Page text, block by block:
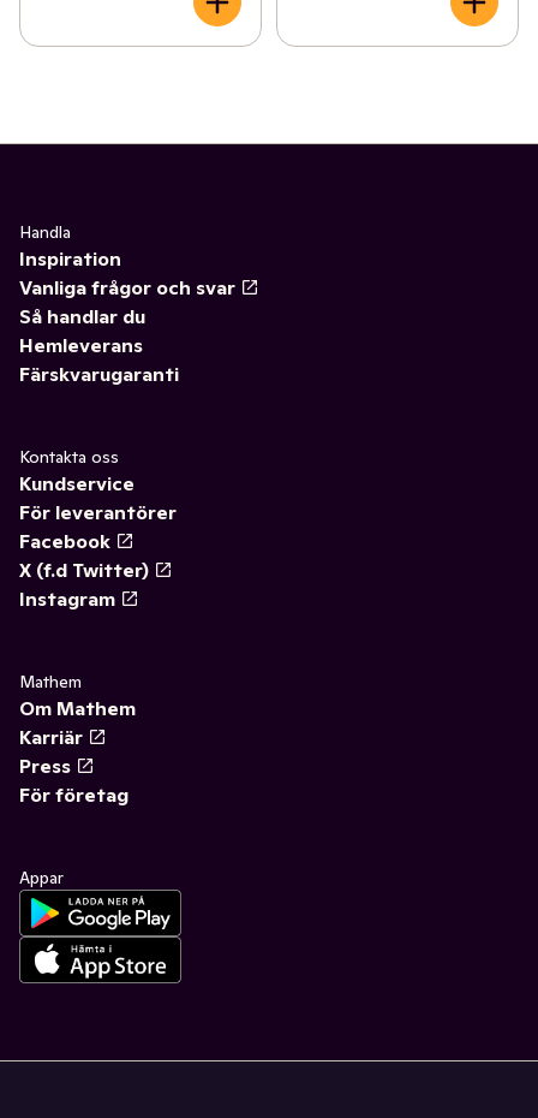
Handla
Inspiration
Vanliga frågor och svar
Så handlar du
Hemleverans
Färskvarugaranti
Kontakta oss
Kundservice
För leverantörer
Facebook
X (f.d Twitter)
Instagram
Mathem
Om Mathem
Karriär
Press
För företag
Appar